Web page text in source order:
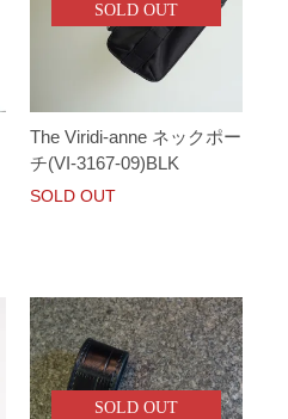
SOLD OUT
The Viridi-anne ネックポー
チ(VI-3167-09)BLK
SOLD OUT
SOLD OUT